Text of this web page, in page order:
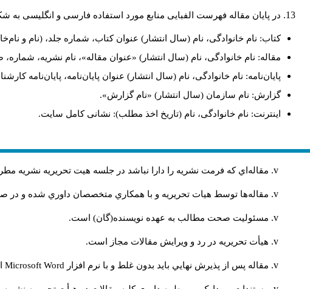
در پایان مقاله فهرست الفبایی منابع مورد استفاده فارسی و انگلیسی به
کتاب: نام خانوادگی، نام (سال انتشار) عنوان کتاب، شماره جلد، (نام و
مقاله: نام خانوادگی، نام (سال انتشار) «عنوان مقاله»، نام نشریه،
پایان‌نامه: نام خانوادگی، نام (سال انتشار) عنوان پایان‌نامه، پایان‌نامه
گزارش: نام سازمان (سال انتشار) «نام گزارش».
اینترنت: نام خانوادگی، نام (تاریخ اخذ مطلب): نشانی کامل سایت.
مقاله‌اي كه فرمت نشريه را دارا نباشد در جلسه هيت تحريريه نشريه
مقاله‌ها توسط هیات تحريريه و با همکاري متخصصان داوري شده و
مسئوليت صحت مطالب به عهده نويسنده(گان) است.
هيأت تحريريه در رد و ويرايش مقالات مجاز است.
مقاله پس از پذيرش نهايي باید بدون غلط و با نرم افزار Microsoft Word